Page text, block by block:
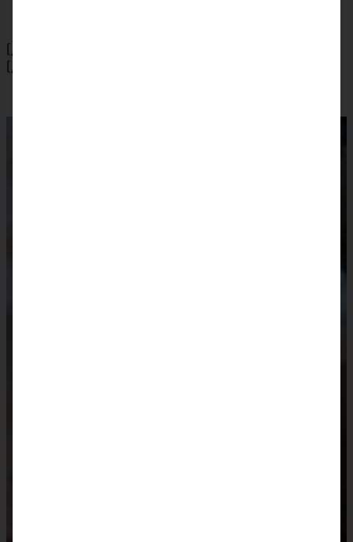
[/tab]
[/tabs]